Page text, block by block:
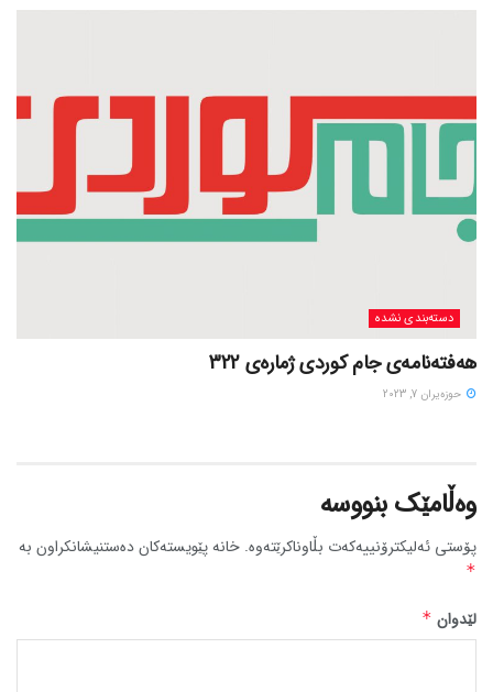
دسته‌بندی نشده
هەفتەنامەی جام کوردی ژمارەی 322
حوزه‌یران 7, 2023
وەڵامێک بنووسە
پۆستی ئەلیکترۆنییەکەت بڵاوناکرێتەوە. خانە پێویستەکان دەستنیشانکراون بە
*
لێدوان *